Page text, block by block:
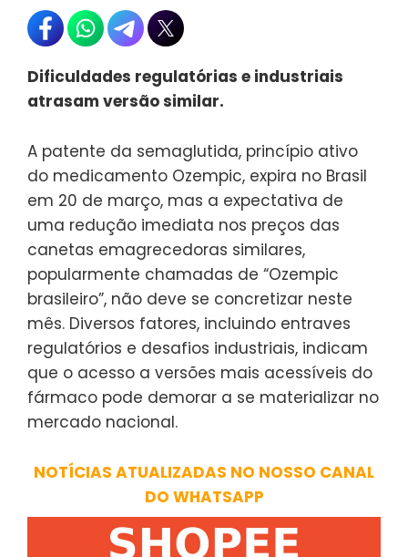
Dificuldades regulatórias e industriais
atrasam versão similar.
A patente da semaglutida, princípio ativo
do medicamento Ozempic, expira no Brasil
em 20 de março, mas a expectativa de
uma redução imediata nos preços das
canetas emagrecedoras similares,
popularmente chamadas de “Ozempic
brasileiro”, não deve se concretizar neste
mês. Diversos fatores, incluindo entraves
regulatórios e desafios industriais, indicam
que o acesso a versões mais acessíveis do
fármaco pode demorar a se materializar no
mercado nacional.
NOTÍCIAS ATUALIZADAS NO NOSSO CANAL
DO WHATSAPP